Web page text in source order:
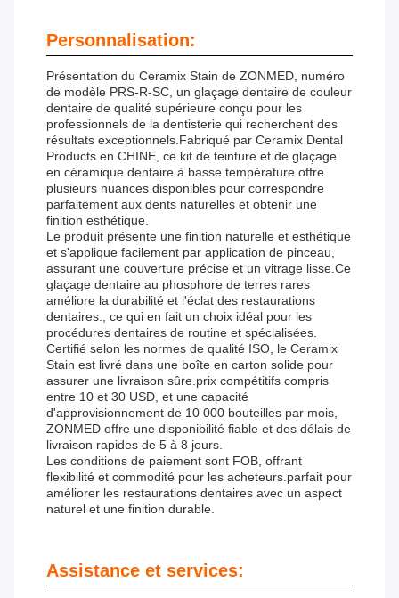
Personnalisation:
Présentation du Ceramix Stain de ZONMED, numéro
de modèle PRS-R-SC, un glaçage dentaire de couleur
dentaire de qualité supérieure conçu pour les
professionnels de la dentisterie qui recherchent des
résultats exceptionnels.Fabriqué par Ceramix Dental
Products en CHINE, ce kit de teinture et de glaçage
en céramique dentaire à basse température offre
plusieurs nuances disponibles pour correspondre
parfaitement aux dents naturelles et obtenir une
finition esthétique.
Le produit présente une finition naturelle et esthétique
et s'applique facilement par application de pinceau,
assurant une couverture précise et un vitrage lisse.Ce
glaçage dentaire au phosphore de terres rares
améliore la durabilité et l'éclat des restaurations
dentaires., ce qui en fait un choix idéal pour les
procédures dentaires de routine et spécialisées.
Certifié selon les normes de qualité ISO, le Ceramix
Stain est livré dans une boîte en carton solide pour
assurer une livraison sûre.prix compétitifs compris
entre 10 et 30 USD, et une capacité
d'approvisionnement de 10 000 bouteilles par mois,
ZONMED offre une disponibilité fiable et des délais de
livraison rapides de 5 à 8 jours.
Les conditions de paiement sont FOB, offrant
flexibilité et commodité pour les acheteurs.parfait pour
améliorer les restaurations dentaires avec un aspect
naturel et une finition durable.
Assistance et services: